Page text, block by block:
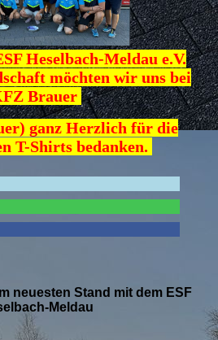
Heselbach-Meldau e.V.
möchten wir uns bei
Brauer
ganz Herzlich für die
T-Shirts bedanken.
neuesten Stand mit dem ESF
Meldau